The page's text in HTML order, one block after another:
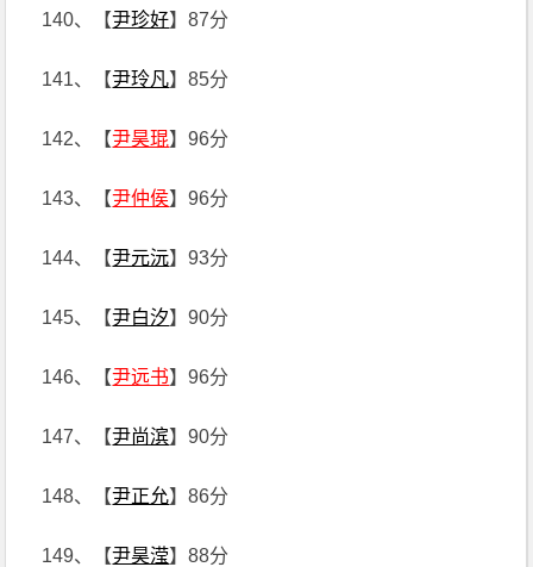
140、【尹珍好】87分
141、【尹玲凡】85分
142、【尹昊琨】96分
143、【尹仲侯】96分
144、【尹元沅】93分
145、【尹白汐】90分
146、【尹远书】96分
147、【尹尚滨】90分
148、【尹正允】86分
149、【尹昊滢】88分